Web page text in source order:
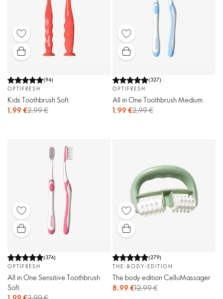
(94)
OPTIFRESH
Kids Toothbrush Soft
1,99 €2,99 €
(327)
OPTIFRESH
All in One Toothbrush Medium
1,99 €2,99 €
(374)
OPTIFRESH
All in One Sensitive Toothbrush
Soft
(279)
THE-BODY-EDITION
The body edition CelluMassager
8,99 €12,99 €